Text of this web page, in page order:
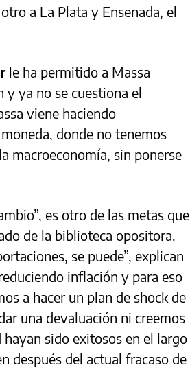
a La Plata y Ensenada, el
le ha permitido a Massa
y ya no se cuestiona el
viene haciendo
donde no tenemos
macroeconomía, sin ponerse
es otro de las metas que
de la biblioteca opositora.
se puede”, explican
inflación y para eso
a hacer un plan de shock de
una devaluación ni creemos
sido exitosos en el largo
después del actual fracaso de